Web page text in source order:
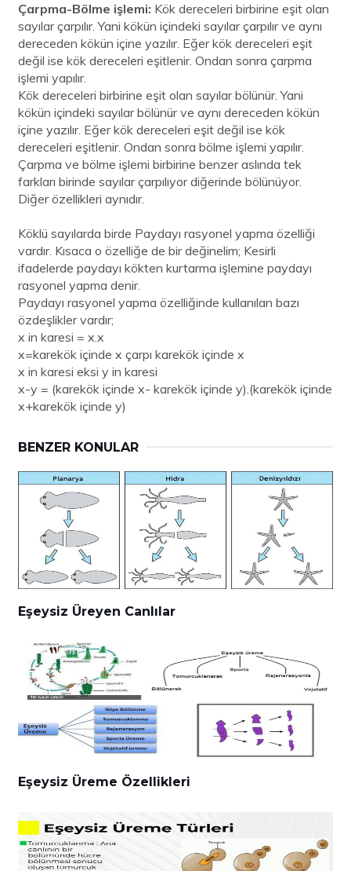
Çarpma-Bölme işlemi: Kök dereceleri birbirine eşit olan
sayılar çarpılır. Yani kökün içindeki sayılar çarpılır ve aynı
dereceden kökün içine yazılır. Eğer kök dereceleri eşit
değil ise kök dereceleri eşitlenir. Ondan sonra çarpma
işlemi yapılır.
Kök dereceleri birbirine eşit olan sayılar bölünür. Yani
kökün içindeki sayılar bölünür ve aynı dereceden kökün
içine yazılır. Eğer kök dereceleri eşit değil ise kök
dereceleri eşitlenir. Ondan sonra bölme işlemi yapılır.
Çarpma ve bölme işlemi birbirine benzer aslında tek
farkları birinde sayılar çarpılıyor diğerinde bölünüyor.
Diğer özellikleri aynıdır.
Köklü sayılarda birde Paydayı rasyonel yapma özelliği
vardır. Kısaca o özelliğe de bir değinelim; Kesirli
ifadelerde paydayı kökten kurtarma işlemine paydayı
rasyonel yapma denir.
Paydayı rasyonel yapma özelliğinde kullanılan bazı
özdeşlikler vardır;
x in karesi = x.x
x=karekök içinde x çarpı karekök içinde x
x in karesi eksi y in karesi
x-y = (karekök içinde x- karekök içinde y).(karekök içinde
x+karekök içinde y)
BENZER KONULAR
Eşeysiz Üreyen Canlılar
Eşeysiz Üreme Özellikleri